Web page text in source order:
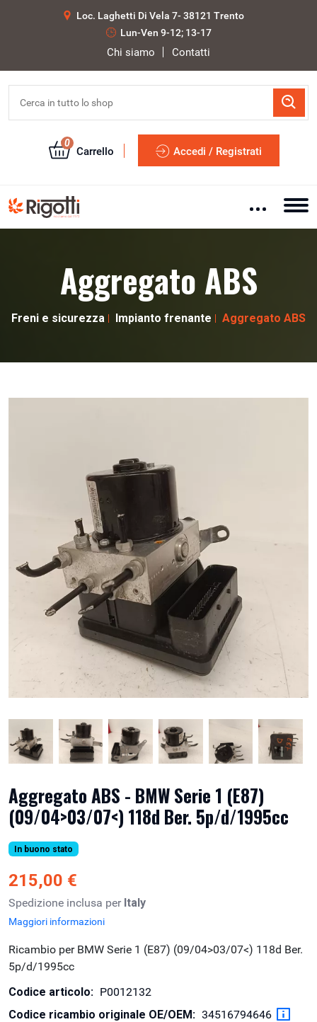
Loc. Laghetti Di Vela 7- 38121 Trento
Lun-Ven 9-12; 13-17
Chi siamo Contatti
0
Carrello Accedi / Registrati
Aggregato ABS
Freni e sicurezza Impianto frenante Aggregato ABS
Aggregato ABS - BMW Serie 1 (E87)
(09/04>03/07<) 118d Ber. 5p/d/1995cc
In buono stato
215,00 €
Spedizione inclusa per Italy
Maggiori informazioni
Ricambio per BMW Serie 1 (E87) (09/04>03/07<) 118d Ber.
5p/d/1995cc
Codice articolo: P0012132
Codice ricambio originale OE/OEM: 34516794646